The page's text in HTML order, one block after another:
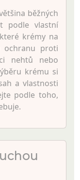
běžných
podle vlastní
krémy na
ochranu proti
nehtů nebo
krému si
a vlastnosti
podle toho,